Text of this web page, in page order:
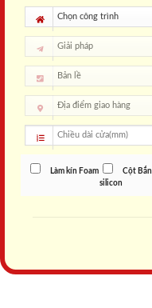
Làm kín Foam
Cột Bắn
silicon